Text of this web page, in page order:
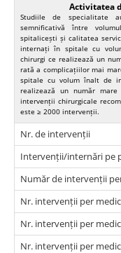
Activitatea
Studiile de specialitate
semnificativă între
spitalicești și calitatea
internați în spitale cu
chirurgi ce realizează un
rată a complicațiilor mai
spitale cu volum înalt de
realizează un număr
intervenții chirurgicale
este ≥ 2000 intervenții.
Nr. de intervenții
Intervenții/internări pe
Număr de intervenții
Nr. intervenții per
Nr. intervenții per
Nr. intervenții per